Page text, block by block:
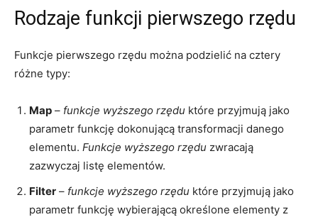
Rodzaje funkcji pierwszego rzędu
Funkcje pierwszego rzędu można podzielić na cztery
różne typy:
Map – funkcje wyższego rzędu które przyjmują jako
parametr funkcję dokonującą transformacji danego
elementu. Funkcje wyższego rzędu zwracają
zazwyczaj listę elementów.
Filter – funkcje wyższego rzędu które przyjmują jako
parametr funkcję wybierającą określone elementy z